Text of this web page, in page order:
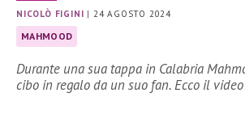
NICOLÒ FIGINI | 24 AGOSTO 2024
MAHMOOD
Durante una sua tappa in Calabria
cibo in regalo da un suo fan. Ecco il